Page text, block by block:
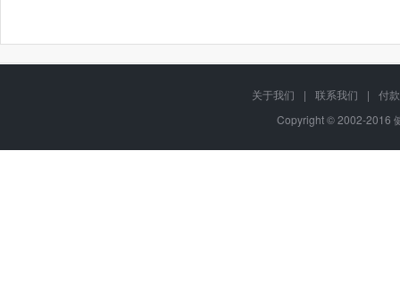
关于我们 | 联系我们 |
付
Copyright © 2002-2016